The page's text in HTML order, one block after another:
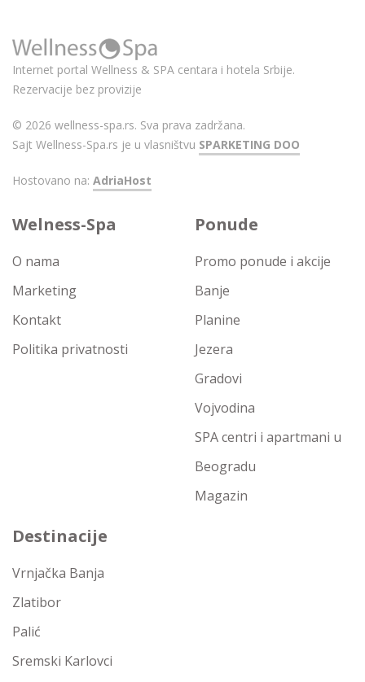
Internet portal Wellness & SPA centara i hotela Srbije.
Rezervacije bez provizije
© 2026 wellness-spa.rs. Sva prava zadržana.
Sajt Wellness-Spa.rs je u vlasništvu SPARKETING DOO
Hostovano na: AdriaHost
Welness-Spa
O nama
Marketing
Kontakt
Politika privatnosti
Ponude
Promo ponude i akcije
Banje
Planine
Jezera
Gradovi
Vojvodina
SPA centri i apartmani u
Beogradu
Magazin
Destinacije
Vrnjačka Banja
Zlatibor
Palić
Sremski Karlovci